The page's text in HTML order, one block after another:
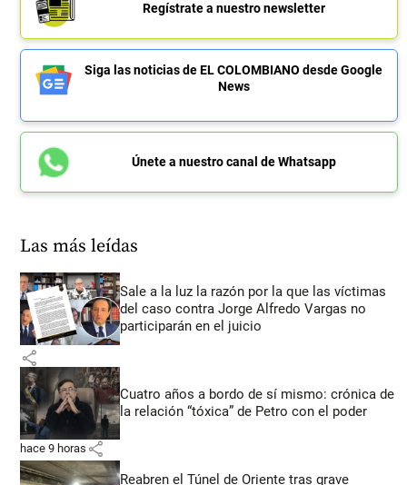
Regístrate a nuestro newsletter
Siga las noticias de EL COLOMBIANO desde Google
News
Únete a nuestro canal de Whatsapp
Las más leídas
Sale a la luz la razón por la que las víctimas
del caso contra Jorge Alfredo Vargas no
participarán en el juicio
share
Cuatro años a bordo de sí mismo: crónica de
la relación “tóxica” de Petro con el poder
hace 9 horas share
Reabren el Túnel de Oriente tras grave